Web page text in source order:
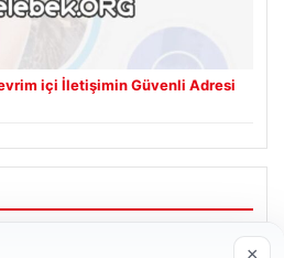
içi İletişimin Güvenli Adresi